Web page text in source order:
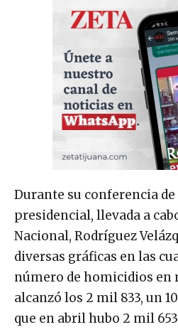
Durante su conferencia
presidencial, llevada a
Nacional, Rodríguez
diversas gráficas en las
número de homicidios en
alcanzó los 2 mil 833, un
que en abril hubo 2 mil